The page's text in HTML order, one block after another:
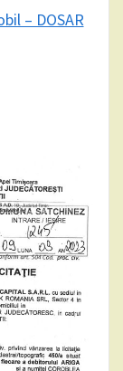
– DOSAR